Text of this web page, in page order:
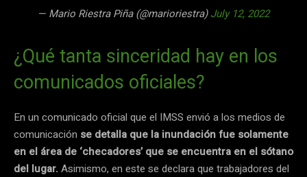
— Mario Riestra Piña (@marioriestra)July 12, 2022
¿Qué tanta sinceridad hay en los
comunicados oficiales?
En un comunicado oficial que el IMSS envió a los medios de
comunicación se detalla que la inundación fue solamente
en el área de ‘checadores’ que se encuentra en el sótano
del lugar. Asimismo, en este se declara que trabajadores del